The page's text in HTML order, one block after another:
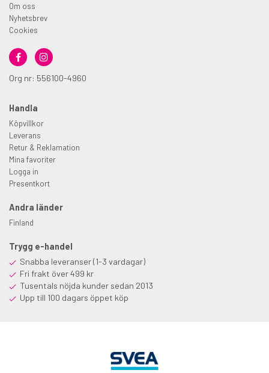
Om oss
Nyhetsbrev
Cookies
Org nr: 556100-4960
Handla
Köpvillkor
Leverans
Retur & Reklamation
Mina favoriter
Logga in
Presentkort
Andra länder
Finland
Trygg e-handel
Snabba leveranser (1-3 vardagar)
Fri frakt över 499 kr
Tusentals nöjda kunder sedan 2013
Upp till 100 dagars öppet köp